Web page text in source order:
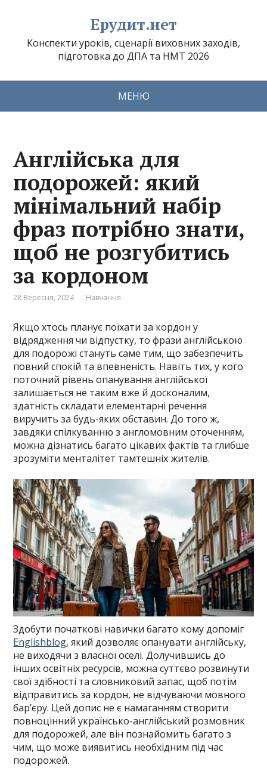
Ерудит.нет
Конспекти уроків, сценарії виховних заходів,
підготовка до ДПА та НМТ 2026
МЕНЮ
Англійська для
подорожей: який
мінімальний набір
фраз потрібно знати,
щоб не розгубитись
за кордоном
28 Вересня, 2024 Навчання
Якщо хтось планує поїхати за кордон у
відрядження чи відпустку, то фрази англійською
для подорожі стануть саме тим, що забезпечить
повний спокій та впевненість. Навіть тих, у кого
поточний рівень опанування англійської
залишається не таким вже й досконалим,
здатність складати елементарні речення
виручить за будь-яких обставин. До того ж,
завдяки спілкуванню з англомовним оточенням,
можна дізнатись багато цікавих фактів та глибше
зрозуміти менталітет тамтешніх жителів.
Здобути початкові навички багато кому допоміг
Englishblog, який дозволяє опанувати англійську,
не виходячи з власної оселі. Долучившись до
інших освітніх ресурсів, можна суттєво розвинути
свої здібності та словниковий запас, щоб потім
відправитись за кордон, не відчуваючи мовного
бар’єру. Цей допис не є намаганням створити
повноцінний українсько-англійський розмовник
для подорожей, але він познайомить багато з
чим, що може виявитись необхідним під час
подорожей.